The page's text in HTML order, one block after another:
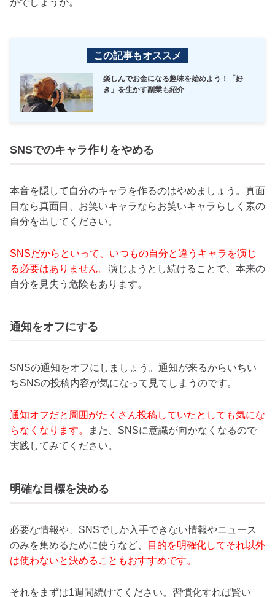
がでしょうか。
この記事もオススメ
楽しんでお金になる趣味を始めよう！「好
き」を生かす副業も紹介
SNSでのキャラ作りをやめる
本音を隠して自分のキャラを作るのはやめましょう。真面
目なら真面目、お笑いキャラならお笑いキャラらしく素の
自分を出してください。
SNSだからといって、いつもの自分と違うキャラを演じ
る必要はありません。 演じようとし続けることで、本来の
自分を見失う危険もあります。
通知をオフにする
SNSの通知をオフにしましょう。通知が来るからいちい
ちSNSの投稿内容が気になって見てしまうのです。
通知オフだと周囲がたくさん投稿していたとしても気にな
らなくなります。
また、SNSに意識が向かなくなるので
実践してみてください。
明確な目標を決める
必要な情報や、SNSでしか入手できない情報やニュース
のみを集めるために使うなど、
目的を明確化してそれ以外
は使わないと決めることもおすすめです。
それをまずは1週間続けてください。習慣化すれば賢い